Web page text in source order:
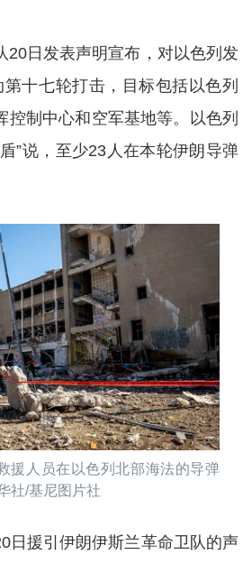
20日发表声明宣布，对以色列发
第十七轮打击，目标包括以色列
控制中心和空军基地等。以色列
”说，至少23人在本轮伊朗导弹
援人员在以色列北部海法的导弹
社/基尼图片社
日援引伊朗伊斯兰革命卫队的声